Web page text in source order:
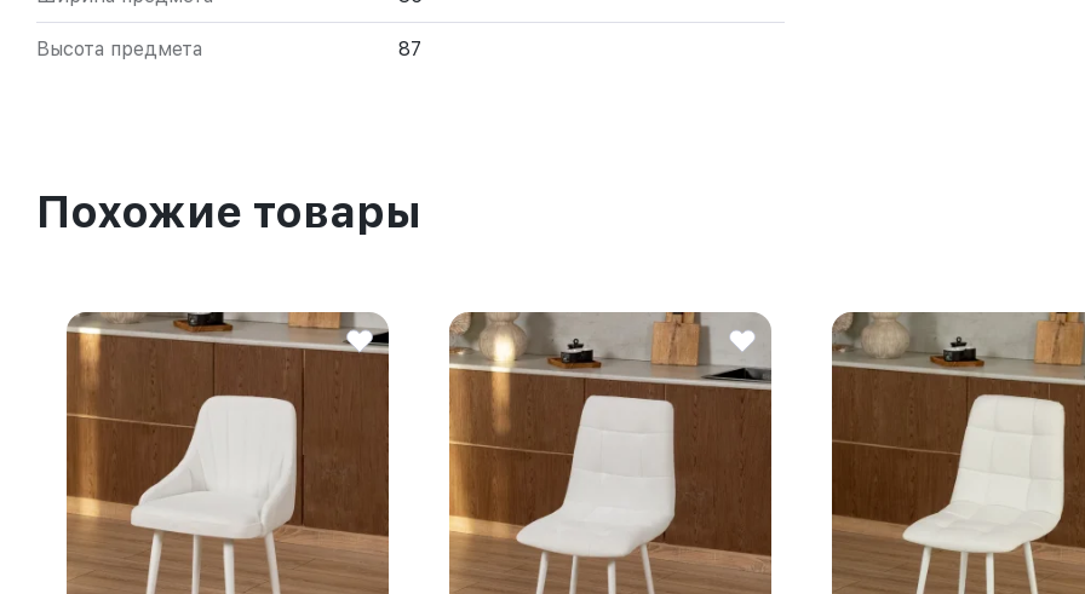
Высота предмета 87
Похожие товары